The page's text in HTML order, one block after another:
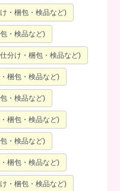
・梱包・検品など)
・検品など)
分け・梱包・検品など)
梱包・検品など)
・検品など)
梱包・検品など)
・検品など)
梱包・検品など)
・梱包・検品など)